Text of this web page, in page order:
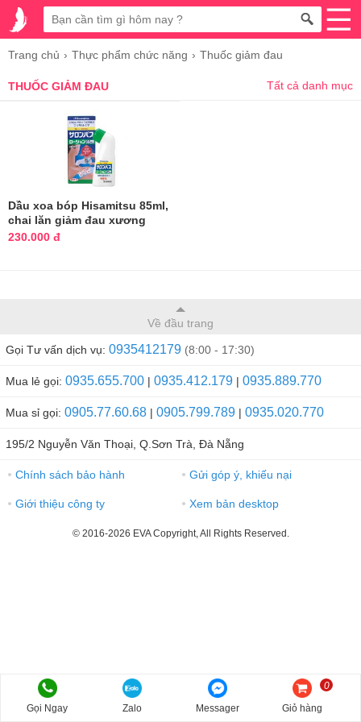
Trang chủ Thực phẩm chức năng Thuốc giảm đau
THUỐC GIẢM ĐAU Tất cả danh mục
Dầu xoa bóp Hisamitsu 85ml,
chai lăn giảm đau xương
khớp
230.000 đ
Về đầu trang
Gọi Tư vấn dịch vụ: 0935412179 (8:00 - 17:30)
Mua lẻ gọi: 0935.655.700 | 0935.412.179 | 0935.889.770
Mua sỉ gọi: 0905.77.60.68 | 0905.799.789 | 0935.020.770
195/2 Nguyễn Văn Thoại, Q.Sơn Trà, Đà Nẵng
● Chính sách bảo hành ● Gửi góp ý, khiếu nại
● Giới thiệu công ty ● Xem bản desktop
© 2016-2026 EVA Copyright, All Rights Reserved.
Gọi Ngay Zalo Messager Giỏ hàng
0